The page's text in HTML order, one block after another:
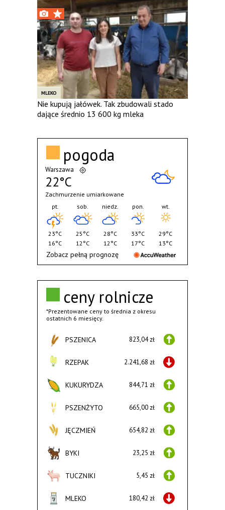
MLEKO
Nie kupują jałówek. Tak zbudowali stado
dające średnio 13 600 kg mleka
ceny rolnicze
*Prezentowane ceny to średnia z okresu
ostatnich 6 miesięcy.
PSZENICA 823,04 zł
RZEPAK 2.241,68 zł
KUKURYDZA 844,71 zł
PSZENŻYTO 665,00 zł
JĘCZMIEŃ 654,82 zł
BYKI 23,25 zł
TUCZNIKI 5,45 zł
MLEKO 180,42 zł
pogoda
Warszawa
22°C
Zachmurzenie umiarkowane
pt.
23°C
16°C
sob.
25°C
12°C
niedz.
28°C
12°C
pon.
33°C
17°C
wt.
29°C
13°C
Zobacz pełną prognozę